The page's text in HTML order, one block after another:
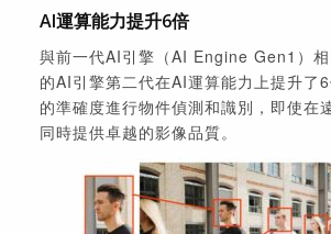
AI運算能力提升6倍
與前一代AI引擎（AI Engine Gen1）
的AI引擎第二代在AI運算能力上提升了
的準確度進行物件偵測和識別，即使在
同時提供卓越的影像品質。